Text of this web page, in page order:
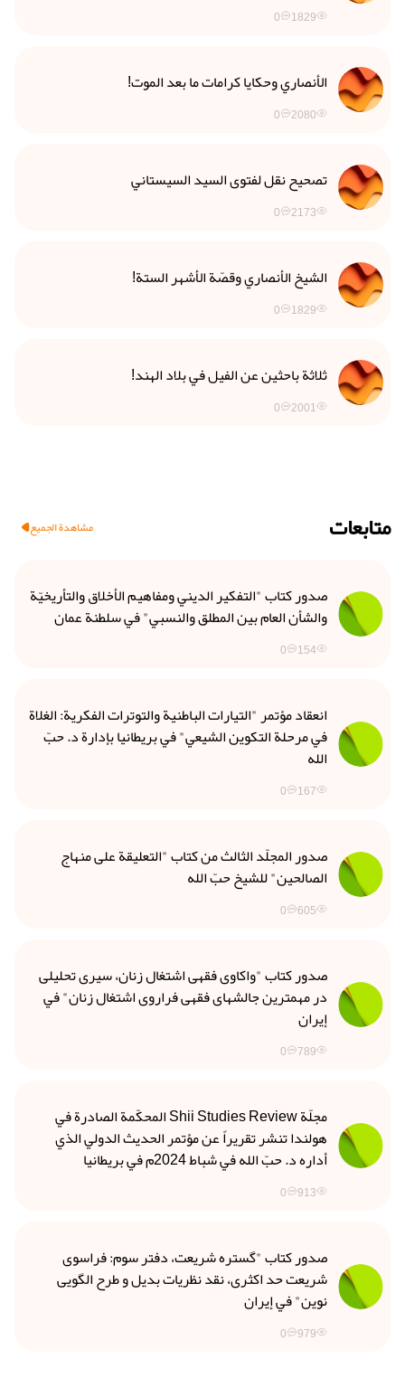
1829
0
الأنصاري وحكايا كرامات ما بعد الموت!
2080
0
تصحيح نقل لفتوى السيد السيستاني
2173
0
الشيخ الأنصاري وقصّة الأشهر الستة!
1829
0
ثلاثة باحثين عن الفيل في بلاد الهند!
2001
0
متابعات مشاهدة الجميع
صدور كتاب "التفكير الديني ومفاهيم الأخلاق والتأريخيّة
والشأن العام بين المطلق والنسبي" في سلطنة عمان
154
0
انعقاد مؤتمر "التيارات الباطنية والتوترات الفكرية: الغلاة
في مرحلة التكوين الشيعي" في بريطانيا بإدارة د. حبّ
الله
167
0
صدور المجلّد الثالث من كتاب "التعليقة على منهاج
الصالحين" للشيخ حبّ الله
605
0
صدور كتاب "واكاوى فقهى اشتغال زنان، سيرى تحليلى
در مهمترين جالشهاى فقهى فراروى اشتغال زنان" في
إيران
789
0
مجلّة Shii Studies Review المحكّمة الصادرة في
هولندا تنشر تقريراً عن مؤتمر الحديث الدولي الذي
أداره د. حبّ الله في شباط 2024م في بريطانيا
913
0
صدور كتاب "گستره شريعت، دفتر سوم: فراسوی
شريعت حد اكثرى، نقد نظریات بدیل و طرح الگویی
نوین" في إيران
979
0